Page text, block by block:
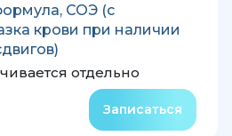
СОЭ (с
крови при наличии
отдельно
Записаться